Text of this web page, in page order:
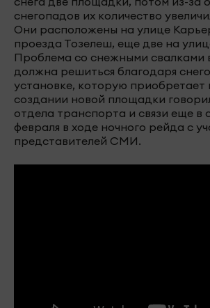
снегопадов их количество
Они расположены на улице
проезда Тозелеш, еще две на
Проблема со снежными свалками
должна решиться благодаря
установке, которую
создании новой площадки
отдела транспорта и связи еще в
февраля в ходе ночного рейда с
представителей СМИ.